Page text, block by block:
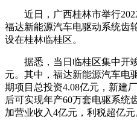
近日，广西桂林市举行
福达新能源汽车电驱动系统齿
设在桂林临桂区。
据悉，当日临桂区集中开
元。其中，福达新能源汽车电
期项目总投资4.08亿元，新建
后可实现年产60万套电驱系统
加营业收入4亿元，利税超亿元